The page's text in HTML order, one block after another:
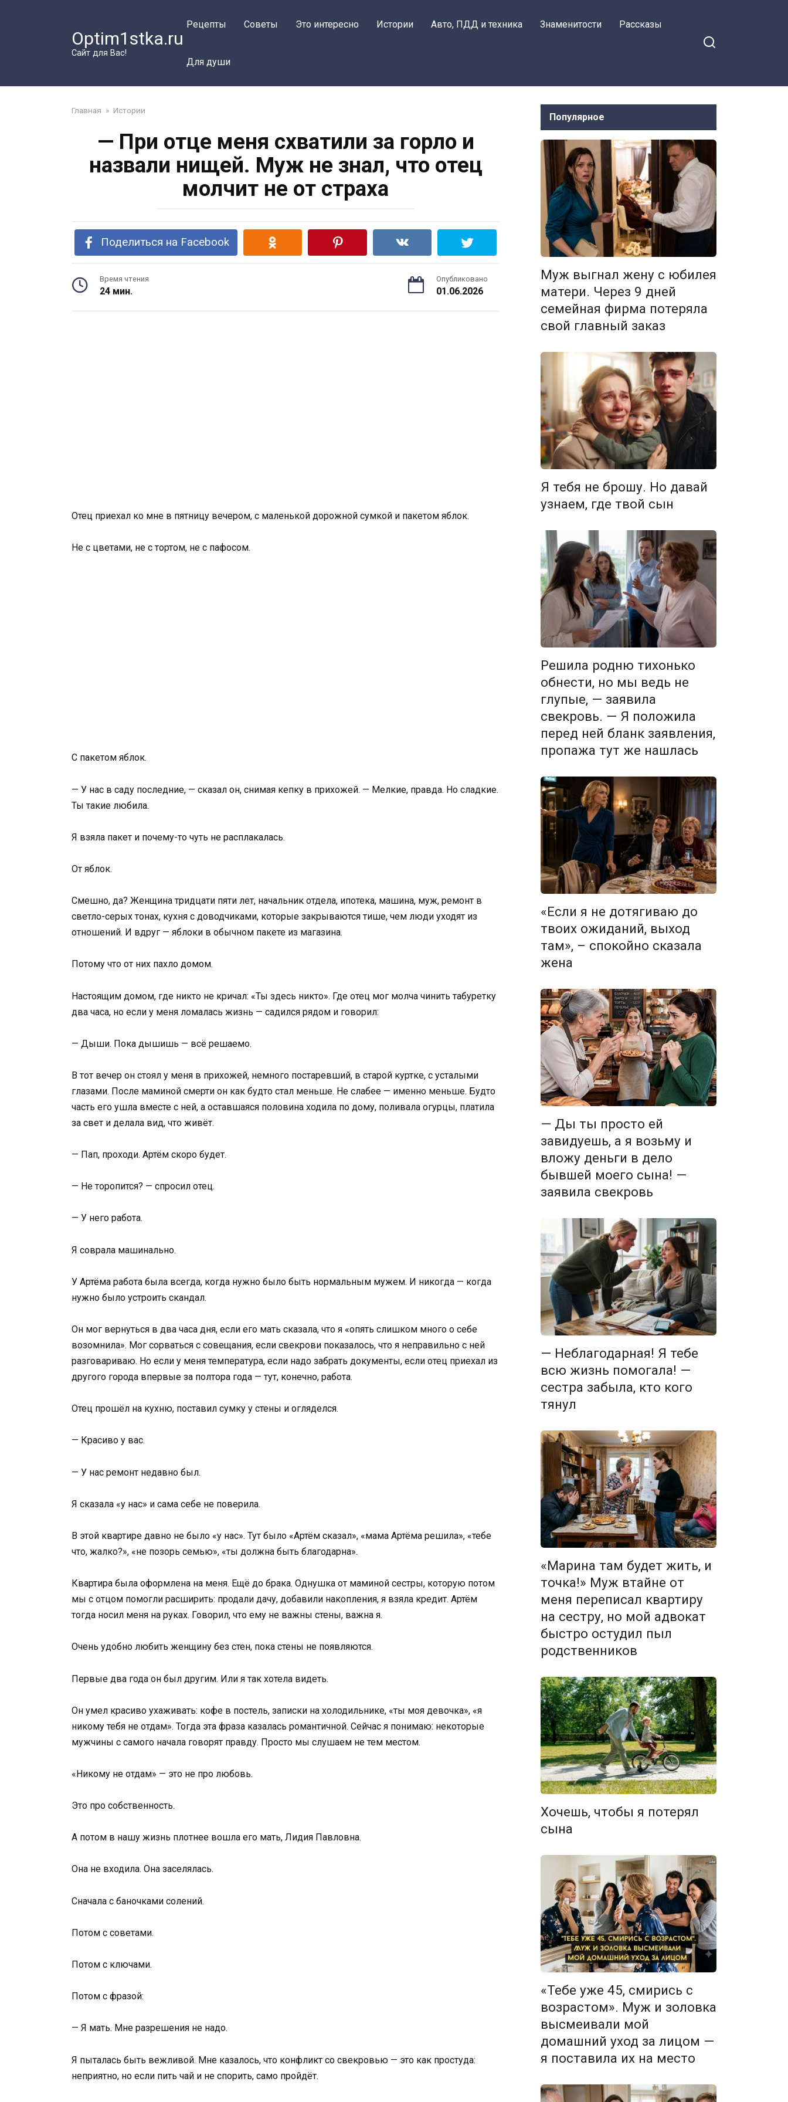
Optim1stka.ru
Сайт для Вас!
Рецепты Советы Это интересно Истории Авто, ПДД и техника Знаменитости Рассказы
Для души
Главная » Истории
— При отце меня схватили за горло и
назвали нищей. Муж не знал, что отец
молчит не от страха
Поделиться на Facebook
Время чтения
24 мин.
Опубликовано
01.06.2026
Отец приехал ко мне в пятницу вечером, с маленькой дорожной сумкой и пакетом яблок.
Не с цветами, не с тортом, не с пафосом.
С пакетом яблок.
— У нас в саду последние, — сказал он, снимая кепку в прихожей. — Мелкие, правда. Но сладкие.
Ты такие любила.
Я взяла пакет и почему-то чуть не расплакалась.
От яблок.
Смешно, да? Женщина тридцати пяти лет, начальник отдела, ипотека, машина, муж, ремонт в
светло-серых тонах, кухня с доводчиками, которые закрываются тише, чем люди уходят из
отношений. И вдруг — яблоки в обычном пакете из магазина.
Потому что от них пахло домом.
Настоящим домом, где никто не кричал: «Ты здесь никто». Где отец мог молча чинить табуретку
два часа, но если у меня ломалась жизнь — садился рядом и говорил:
— Дыши. Пока дышишь — всё решаемо.
В тот вечер он стоял у меня в прихожей, немного постаревший, в старой куртке, с усталыми
глазами. После маминой смерти он как будто стал меньше. Не слабее — именно меньше. Будто
часть его ушла вместе с ней, а оставшаяся половина ходила по дому, поливала огурцы, платила
за свет и делала вид, что живёт.
— Пап, проходи. Артём скоро будет.
— Не торопится? — спросил отец.
— У него работа.
Я соврала машинально.
У Артёма работа была всегда, когда нужно было быть нормальным мужем. И никогда — когда
нужно было устроить скандал.
Он мог вернуться в два часа дня, если его мать сказала, что я «опять слишком много о себе
возомнила». Мог сорваться с совещания, если свекрови показалось, что я неправильно с ней
разговариваю. Но если у меня температура, если надо забрать документы, если отец приехал из
другого города впервые за полтора года — тут, конечно, работа.
Отец прошёл на кухню, поставил сумку у стены и огляделся.
— Красиво у вас.
— У нас ремонт недавно был.
Я сказала «у нас» и сама себе не поверила.
В этой квартире давно не было «у нас». Тут было «Артём сказал», «мама Артёма решила», «тебе
что, жалко?», «не позорь семью», «ты должна быть благодарна».
Квартира была оформлена на меня. Ещё до брака. Однушка от маминой сестры, которую потом
мы с отцом помогли расширить: продали дачу, добавили накопления, я взяла кредит. Артём
тогда носил меня на руках. Говорил, что ему не важны стены, важна я.
Очень удобно любить женщину без стен, пока стены не появляются.
Первые два года он был другим. Или я так хотела видеть.
Он умел красиво ухаживать: кофе в постель, записки на холодильнике, «ты моя девочка», «я
никому тебя не отдам». Тогда эта фраза казалась романтичной. Сейчас я понимаю: некоторые
мужчины с самого начала говорят правду. Просто мы слушаем не тем местом.
«Никому не отдам» — это не про любовь.
Это про собственность.
А потом в нашу жизнь плотнее вошла его мать, Лидия Павловна.
Она не входила. Она заселялась.
Сначала с баночками солений.
Потом с советами.
Потом с ключами.
Потом с фразой:
— Я мать. Мне разрешения не надо.
Я пыталась быть вежливой. Мне казалось, что конфликт со свекровью — это как простуда:
неприятно, но если пить чай и не спорить, само пройдёт.
Популярное
Муж выгнал жену с юбилея
матери. Через 9 дней
семейная фирма потеряла
свой главный заказ
Я тебя не брошу. Но давай
узнаем, где твой сын
Решила родню тихонько
обнести, но мы ведь не
глупые, — заявила
свекровь. — Я положила
перед ней бланк заявления,
пропажа тут же нашлась
«Если я не дотягиваю до
твоих ожиданий, выход
там», – спокойно сказала
жена
— Ды ты просто ей
завидуешь, а я возьму и
вложу деньги в дело
бывшей моего сына! —
заявила свекровь
— Неблагодарная! Я тебе
всю жизнь помогала! —
сестра забыла, кто кого
тянул
«Марина там будет жить, и
точка!» Муж втайне от
меня переписал квартиру
на сестру, но мой адвокат
быстро остудил пыл
родственников
Хочешь, чтобы я потерял
сына
«Тебе уже 45, смирись с
возрастом». Муж и золовка
высмеивали мой
домашний уход за лицом —
я поставила их на место